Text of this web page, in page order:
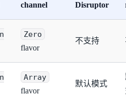
channel
Disruptor
Zero
flavor
不支持
Array
flavor
默认模式